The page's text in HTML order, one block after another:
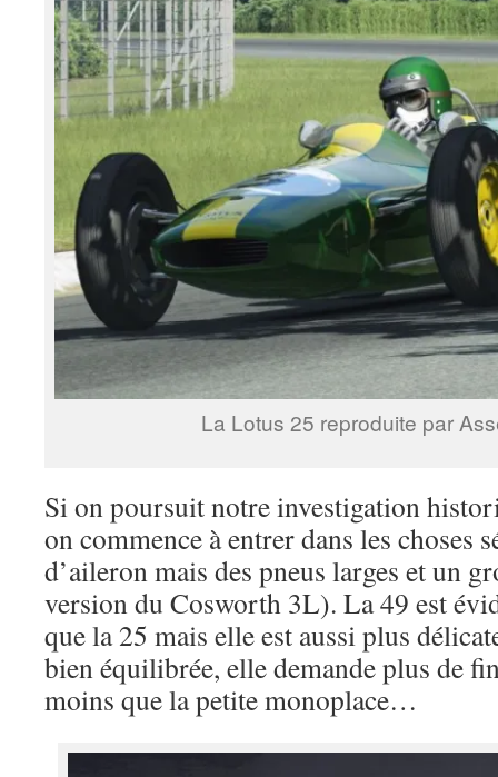
La Lotus 25 reproduite par
Si on poursuit notre investigation
on commence à entrer dans les choses
d’aileron mais des pneus larges et un
version du Cosworth 3L). La 49 est
que la 25 mais elle est aussi plus
bien équilibrée, elle demande plus de
moins que la petite monoplace…